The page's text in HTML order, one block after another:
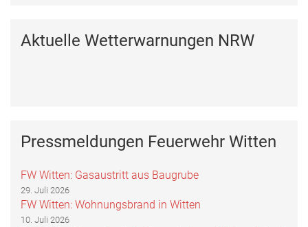
Aktuelle Wetterwarnungen NRW
Pressmeldungen Feuerwehr Witten
FW Witten: Gasaustritt aus Baugrube
29. Juli 2026
FW Witten: Wohnungsbrand in Witten
10. Juli 2026